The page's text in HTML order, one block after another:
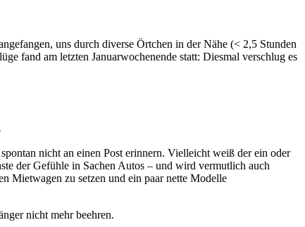
uns durch diverse Örtchen in der Nähe (< 2,5 Stunden
fand am letzten Januarwochenende statt: Diesmal verschlug es
nicht an einen Post erinnern. Vielleicht weiß der ein oder
der Gefühle in Sachen Autos – und wird vermutlich auch
Mietwagen zu setzen und ein paar nette Modelle
nicht mehr beehren.